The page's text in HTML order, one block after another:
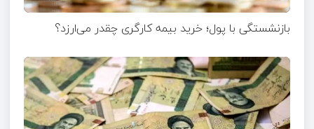
بازنشستگی با پول؛ خرید بیمه کارگری چقدر می‌ارزد؟